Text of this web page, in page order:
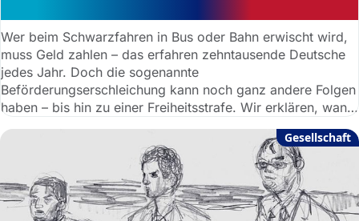
Wer beim Schwarzfahren in Bus oder Bahn erwischt wird,
muss Geld zahlen – das erfahren zehntausende Deutsche
jedes Jahr. Doch die sogenannte
Beförderungserschleichung kann noch ganz andere Folgen
haben – bis hin zu einer Freiheitsstrafe. Wir erklären, wann
Schwarzfahren wirklich Schwarzfahren ist, welche Folgen
drohen und räumen mit einigen Mythen auf.
Gesellschaft